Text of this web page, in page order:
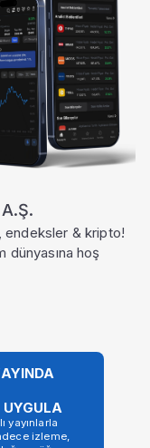
endeksler & kripto!
dünyasına hoş
yayınlarla
izleme,